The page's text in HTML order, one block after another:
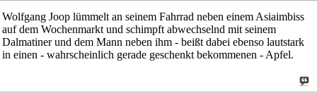
Wolfgang Joop lümmelt an seinem Fahrrad neben einem Asiaimbiss
auf dem Wochenmarkt und schimpft abwechselnd mit seinem
Dalmatiner und dem Mann neben ihm - beißt dabei ebenso lautstark
in einen - wahrscheinlich gerade geschenkt bekommenen - Apfel.